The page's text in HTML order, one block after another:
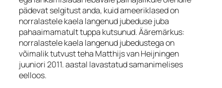
pädevat selgitust anda, kuid ameeriklased on
norralastele kaela langenud jubeduse juba
pahaaimamatult tuppa kutsunud. Ääremärkus:
norralastele kaela langenud jubedustega on
võimalik tutvust teha Matthijs van Heijningen
juuniori 2011. aastal lavastatud samanimelises
eelloos.